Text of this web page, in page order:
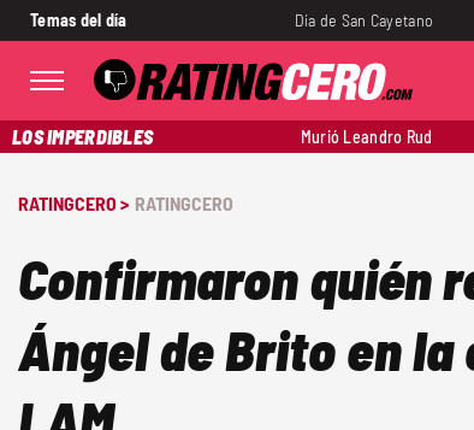
Temas del día Día de San Cayetano
LOS IMPERDIBLES Murió Leandro Rud
RATINGCERO > RATINGCERO
Confirmaron quién
Ángel de Brito en la